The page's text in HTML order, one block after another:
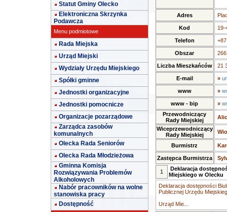
Statut Gminy Olecko
Elektroniczna Skrzynka
Podawcza
Menu podmiotowe
Rada Miejska
Urząd Miejski
Wydziały Urzędu Miejskiego
Spółki gminne
Jednostki organizacyjne
Jednostki pomocnicze
Organizacje pozarządowe
Zarządca zasobów
komunalnych
Olecka Rada Seniorów
Olecka Rada Młodzieżowa
Gminna Komisja
Rozwiązywania Problemów
Alkoholowych
Nabór pracowników na wolne
stanowiska pracy
Dostępność
Adres
Kod 19-
Telefon
Obszar
Liczba Mieszkańców 21
E-mail »
www »
www - bip »
Przewodniczący
Rady Miejskiej
Wiceprzewodniczący
Rady Miejskiej
Burmistrz
Zastępca Burmistrza
1
Deklaracja
Miejskiego w Olecku
Deklaracja dostępności
Publicznej Urzędu
Urząd Mie...